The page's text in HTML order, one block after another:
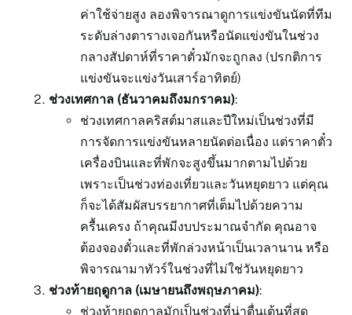
ค่าใช้จ่ายสูง ลองพิจารณาดูการแข่งขันนัดที่ทีม
ระดับล่างตารางเจอกันหรือนัดแข่งขันในช่วง
กลางสัปดาห์ที่ราคาตั๋วมักจะถูกลง (ปรกติการ
แข่งขันจะแข่งวันเสาร์อาทิตย์)
ช่วงเทศกาล (ธันวาคมถึงมกราคม):
ช่วงเทศกาลคริสต์มาสและปีใหม่เป็นช่วงที่มี
การจัดการแข่งขันหลายนัดต่อเนื่อง แต่ราคาตั๋ว
เครื่องบินและที่พักจะสูงขึ้นมากตามไปด้วย
เพราะเป็นช่วงท่องเที่ยวและวันหยุดยาว แต่คุณ
ก็จะได้สัมผัสบรรยากาศที่เต็มไปด้วยความ
ครื้นเครง ถ้าคุณมีงบประมาณจำกัด คุณอาจ
ต้องจองตั๋วและที่พักล่วงหน้าเป็นเวลานาน หรือ
พิจารณามาทัวร์ในช่วงที่ไม่ใช่วันหยุดยาว
ช่วงท้ายฤดูกาล (เมษายนถึงพฤษภาคม):
ช่วงท้ายฤดูกาลมักเป็นช่วงที่น่าตื่นเต้นที่สุด